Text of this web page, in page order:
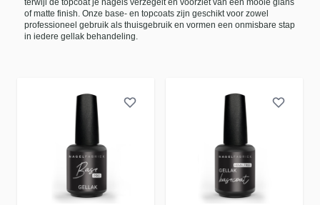
terwijl de topcoat je nagels verzegelt en voorziet van een mooie glans
of matte finish. Onze base- en topcoats zijn geschikt voor zowel
professioneel gebruik als thuisgebruik en vormen een onmisbare stap
in iedere gellak behandeling.